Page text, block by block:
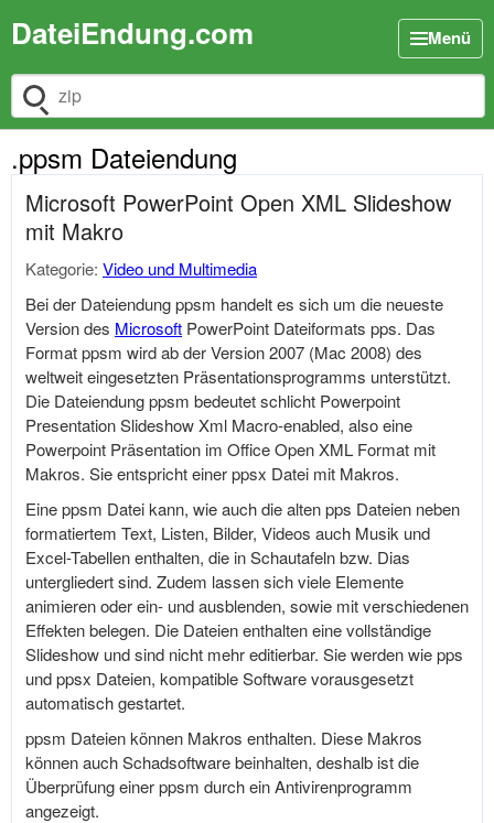
DateiEndung.com Menü
Dateiendung suchen
.ppsm Dateiendung
Microsoft PowerPoint Open XML Slideshow
mit Makro
Kategorie: Video und Multimedia
Bei der Dateiendung ppsm handelt es sich um die neueste
Version des Microsoft PowerPoint Dateiformats pps. Das
Format ppsm wird ab der Version 2007 (Mac 2008) des
weltweit eingesetzten Präsentationsprogramms unterstützt.
Die Dateiendung ppsm bedeutet schlicht Powerpoint
Presentation Slideshow Xml Macro-enabled, also eine
Powerpoint Präsentation im Office Open XML Format mit
Makros. Sie entspricht einer ppsx Datei mit Makros.
Eine ppsm Datei kann, wie auch die alten pps Dateien neben
formatiertem Text, Listen, Bilder, Videos auch Musik und
Excel-Tabellen enthalten, die in Schautafeln bzw. Dias
untergliedert sind. Zudem lassen sich viele Elemente
animieren oder ein- und ausblenden, sowie mit verschiedenen
Effekten belegen. Die Dateien enthalten eine vollständige
Slideshow und sind nicht mehr editierbar. Sie werden wie pps
und ppsx Dateien, kompatible Software vorausgesetzt
automatisch gestartet.
ppsm Dateien können Makros enthalten. Diese Makros
können auch Schadsoftware beinhalten, deshalb ist die
Überprüfung einer ppsm durch ein Antivirenprogramm
angezeigt.